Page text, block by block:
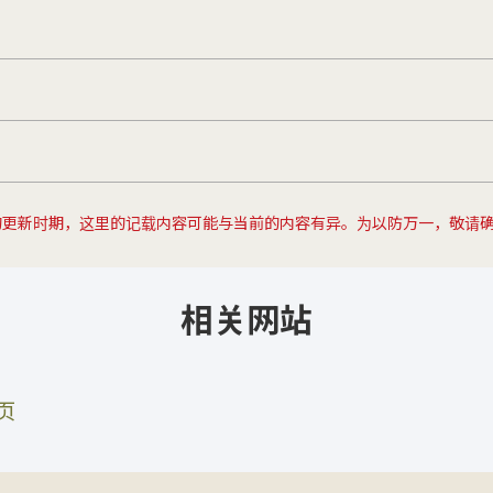
新时期，这里的记载内容可能与当前的内容有异。为以防万一，敬请确
相关网站